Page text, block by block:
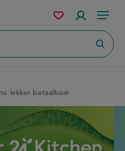
Menu
Mijn
bewaarde
lekker betaalbaar